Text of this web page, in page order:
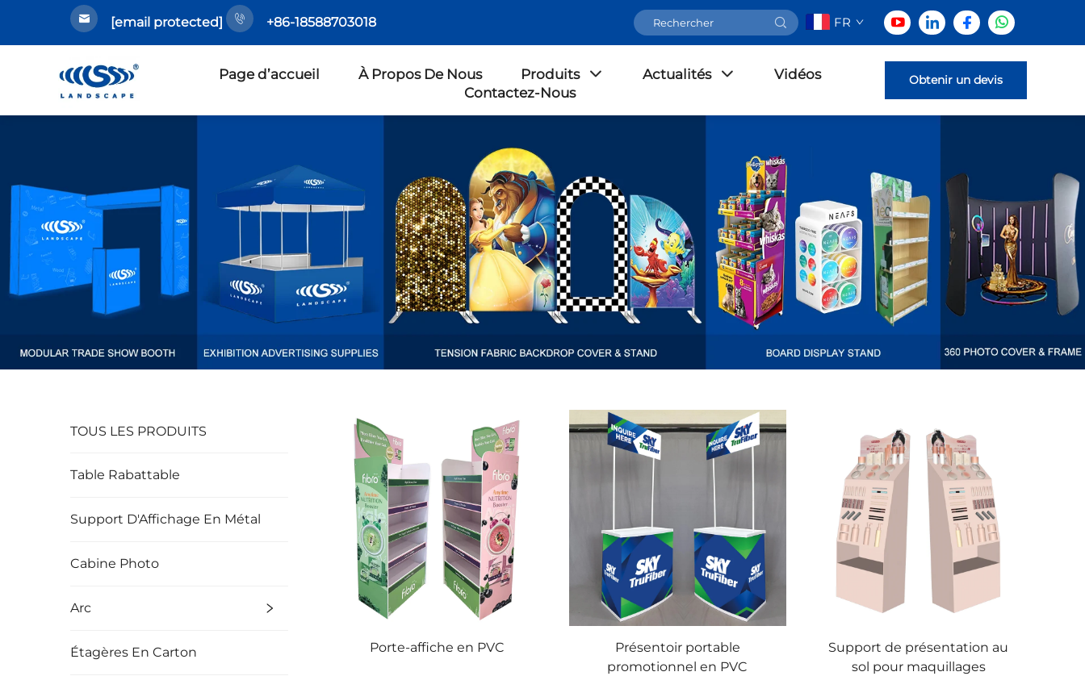
[email protected] +86-18588703018 FR
Page d’accueil À Propos De Nous Produits Actualités
Vidéos
Contactez-Nous
Obtenir un devis
TOUS LES PRODUITS
Table Rabattable
Support D'Affichage En Métal
Cabine Photo
Arc
Étagères En Carton Porte-affiche en PVC
Présentoir portable
promotionnel en PVC
Support de présentation au
sol pour maquillages